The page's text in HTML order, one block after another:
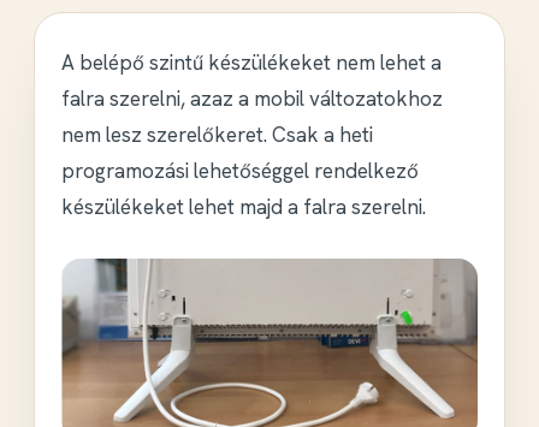
A belépő szintű készülékeket nem lehet a
falra szerelni, azaz a mobil változatokhoz
nem lesz szerelőkeret. Csak a heti
programozási lehetőséggel rendelkező
készülékeket lehet majd a falra szerelni.